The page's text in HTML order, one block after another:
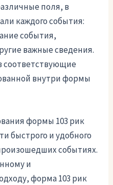
поля, в
каждого события:
события,
важные сведения.
соответствующие
внутри формы
формы 103 рик
быстрого и удобного
событиях.
и
форма 103 рик